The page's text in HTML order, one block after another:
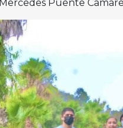
Mercedes Puente